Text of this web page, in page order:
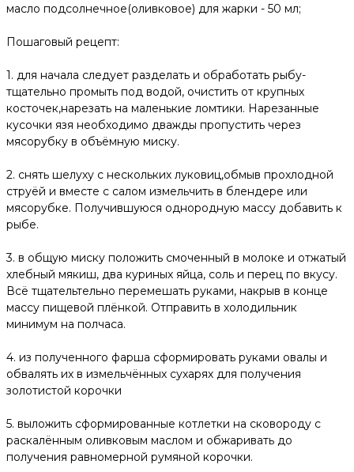
масло подсолнечное(оливковое) для жарки - 50 мл;
Пошаговый рецепт:
1. для начала следует разделать и обработать рыбу-
тщательно промыть под водой, очистить от крупных
косточек,нарезать на маленькие ломтики. Нарезанные
кусочки язя необходимо дважды пропустить через
мясорубку в объёмную миску.
2. снять шелуху с нескольких луковиц,обмыв прохлодной
струёй и вместе с салом измельчить в блендере или
мясорубке. Получившуюся однородную массу добавить к
рыбе.
3. в общую миску положить смоченный в молоке и отжатый
хлебный мякиш, два куриных яйца, соль и перец по вкусу.
Всё тщательтельно перемешать руками, накрыв в конце
массу пищевой плёнкой. Отправить в холодильник
минимум на полчаса.
4. из полученного фарша сформировать руками овалы и
обвалять их в измельчённых сухарях для получения
золотистой корочки
5. выложить сформированные котлетки на сковороду с
раскалённым оливковым маслом и обжаривать до
получения равномерной румяной корочки.